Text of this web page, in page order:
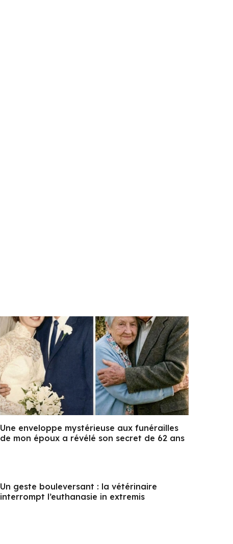
Une enveloppe mystérieuse aux funérailles
de mon époux a révélé son secret de 62 ans
Un geste bouleversant : la vétérinaire
interrompt l’euthanasie in extremis